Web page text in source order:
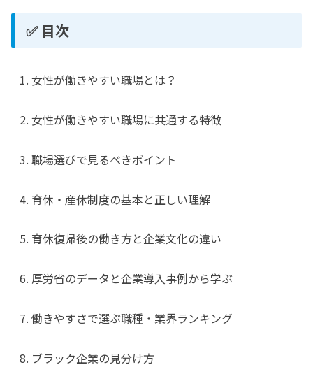
✅ 目次
女性が働きやすい職場とは？
女性が働きやすい職場に共通する特徴
職場選びで見るべきポイント
育休・産休制度の基本と正しい理解
育休復帰後の働き方と企業文化の違い
厚労省のデータと企業導入事例から学ぶ
働きやすさで選ぶ職種・業界ランキング
ブラック企業の見分け方